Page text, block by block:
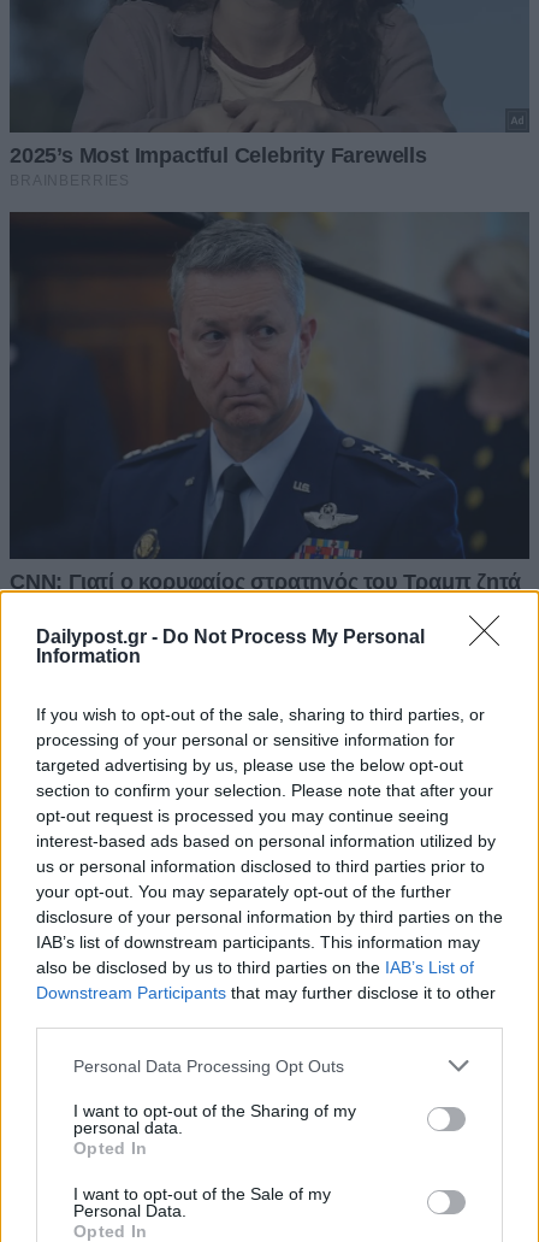
Dailypost.gr - Do Not Process My Personal
Information
If you wish to opt-out of the sale, sharing to third parties, or
processing of your personal or sensitive information for
targeted advertising by us, please use the below opt-out
section to confirm your selection. Please note that after your
opt-out request is processed you may continue seeing
interest-based ads based on personal information utilized by
us or personal information disclosed to third parties prior to
your opt-out. You may separately opt-out of the further
disclosure of your personal information by third parties on the
IAB’s list of downstream participants. This information may
also be disclosed by us to third parties on the IAB’s List of
Downstream Participants that may further disclose it to other
Personal Data Processing Opt Outs
I want to opt-out of the Sharing of my
personal data.
Opted In
I want to opt-out of the Sale of my
Personal Data.
Opted In